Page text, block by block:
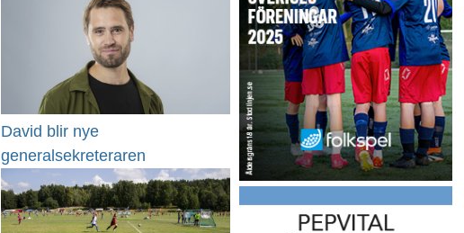
David blir nye
generalsekreteraren